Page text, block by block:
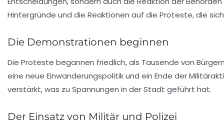
Hintergründe und die Reaktionen auf die Proteste, die
Die Demonstrationen beginnen
Die Proteste begannen friedlich, als Tausende von
eine neue Einwanderungspolitik und ein Ende der
verstärkt, was zu Spannungen in der Stadt geführt hat.
Der Einsatz von Militär und Polizei